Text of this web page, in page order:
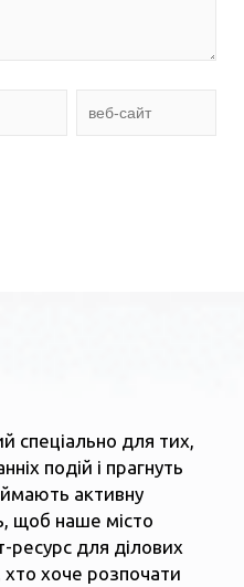
спеціально для тих,
подій і прагнуть
активну
щоб наше місто
ресурс для ділових
хто хоче розпочати